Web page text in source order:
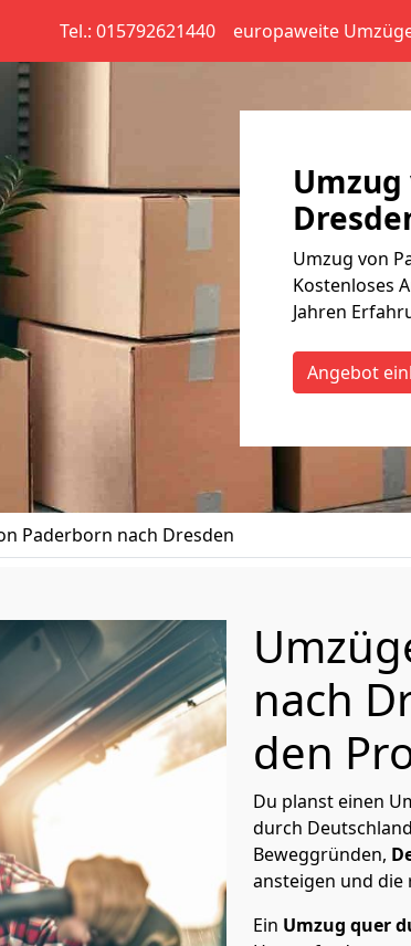
Tel.: 015792621440 europaweite
Umzug von
Kostenloses
Jahren
Angebot
Paderborn nach Dresden
nach
den
Du planst einen
durch
Beweggründen,
ansteigen und
Ein Umzug quer